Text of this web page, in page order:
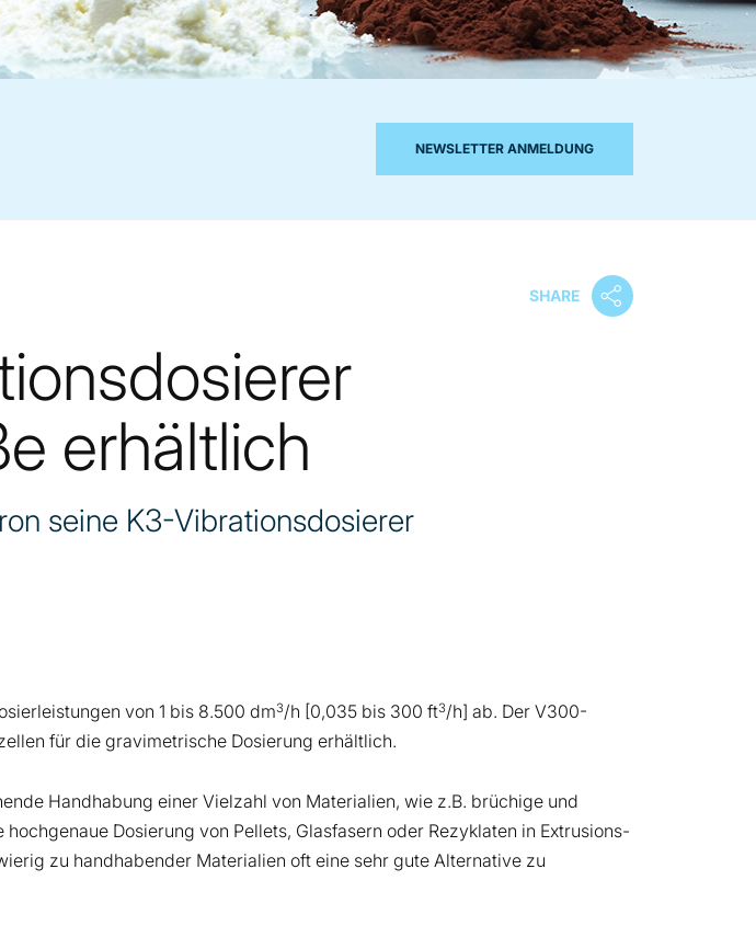
NEWSLETTER ANMELDUNG
SHARE
erhältlich
seine K3-Vibrationsdosierer
von 1 bis 8.500 dm3/h [0,035 bis 300 ft3/h] ab. Der V300-
für die gravimetrische Dosierung erhältlich.
Handhabung einer Vielzahl von Materialien, wie z.B. brüchige und
Dosierung von Pellets, Glasfasern oder Rezyklaten in Extrusions-
zu handhabender Materialien oft eine sehr gute Alternative zu